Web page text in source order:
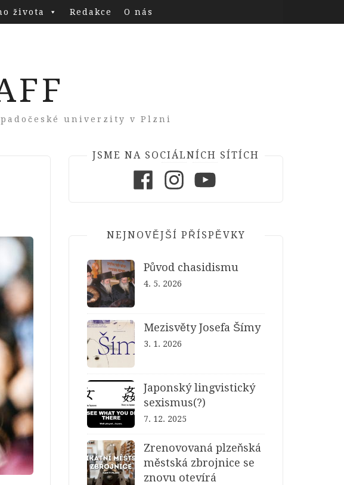
života Redakce O nás
univerzity v Plzni
JSME NA SOCIÁLNÍCH SÍTÍCH
NEJNOVĚJŠÍ PŘÍSPĚVKY
Původ chasidismu
4. 5. 2026
Mezisvěty Josefa Šímy
3. 1. 2026
Japonský lingvistický
sexismus(?)
7. 12. 2025
Zrenovovaná plzeňská
městská zbrojnice se
znovu otevírá